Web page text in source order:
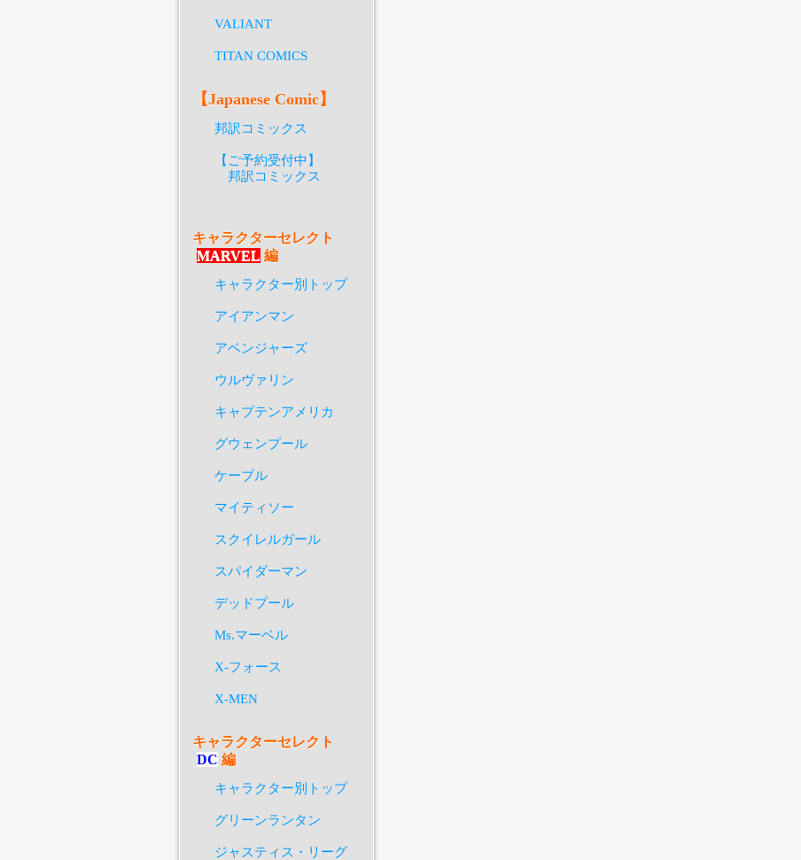
VALIANT
TITAN COMICS
【Japanese Comic】
邦訳コミックス
【ご予約受付中】
邦訳コミックス
キャラクターセレクト
MARVEL 編
キャラクター別トップ
アイアンマン
アベンジャーズ
ウルヴァリン
キャプテンアメリカ
グウェンプール
ケーブル
マイティソー
スクイレルガール
スパイダーマン
デッドプール
Ms.マーベル
X-フォース
X-MEN
キャラクターセレクト
DC 編
キャラクター別トップ
グリーンランタン
ジャスティス・リーグ